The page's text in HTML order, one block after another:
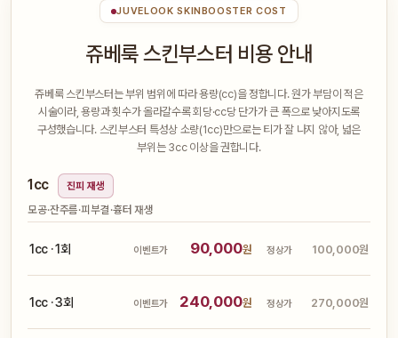
JUVELOOK SKINBOOSTER COST
쥬베룩 스킨부스터 비용 안내
쥬베룩 스킨부스터는 부위 범위에 따라 용량(cc)을 정합니다. 원가 부담이 적은
시술이라, 용량과 횟수가 올라갈수록 회당·cc당 단가가 큰 폭으로 낮아지도록
구성했습니다. 스킨부스터 특성상 소량(1cc)만으로는 티가 잘 나지 않아, 넓은
부위는 3cc 이상을 권합니다.
1cc 진피 재생
모공·잔주름·피부결·흉터 재생
1cc · 1회 이벤트가 90,000원 정상가 100,000원
1cc · 3회 이벤트가 240,000원 정상가 270,000원